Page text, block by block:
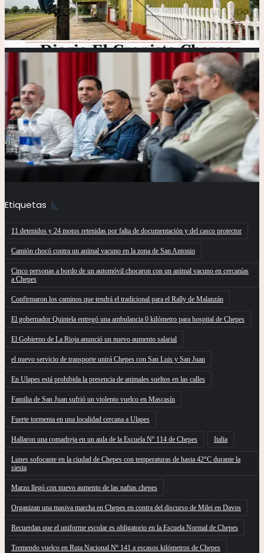
Etiquetas
11 detenidos y 24 motos retenidas por falta de documentación y del casco protector
Camión chocó contra un animal vacuno en la zona de San Antonio
Cinco personas a bordo de un automóvil chocaron con un animal vacuno en cercanías
a Chepes
Confirmaron los caminos que tendrá el tradicional para el Rally de Malanzán
El gobernador Quintela entregó una ambulancia 0 kilómetro para hospital de Chepes
El Gobierno de La Rioja anunció un nuevo aumento salarial
el nuevo servicio de transporte unirá Chepes con San Luis y San Juan
En Ulapes está prohibida la presencia de animales sueltos en las calles
Familia de San Juan sufrió un violento vuelco en Mascasín
Fuerte tormenta en una localidad cercana a Ulapes
Hallaron una comadreja en un aula de la Escuela Nº 114 de Chepes Italia
Lunes sofocante en la ciudad de Chepes con temperaturas de hasta 42°C durante la
siesta
Marzo llegó con nuevo aumento de las naftas chepes
Organizan una masiva marcha en Chepes en contra del discurso de Milei en Davos
Recuerdan que el uniforme escolar es obligatorio en la Escuela Normal de Chepes
Tremendo vuelco en Ruta Nacional Nº 141 a escasos kilómetros de Chepes